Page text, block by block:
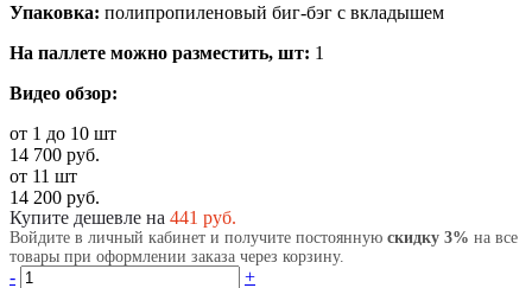
Упаковка: полипропиленовый биг-бэг с вкладышем
На паллете можно разместить, шт: 1
Видео обзор:
от 1 до 10 шт
14 700 руб.
от 11 шт
14 200 руб.
Купите дешевле на 441 руб.
Войдите в личный кабинет и получите постоянную скидку 3% на все
товары при оформлении заказа через корзину.
-
+